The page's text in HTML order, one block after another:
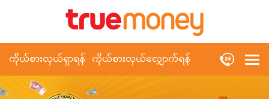
ကိုယ်စားလှယ်ရှာရန် ကိုယ်စားလှယ်လျှောက်ရန်